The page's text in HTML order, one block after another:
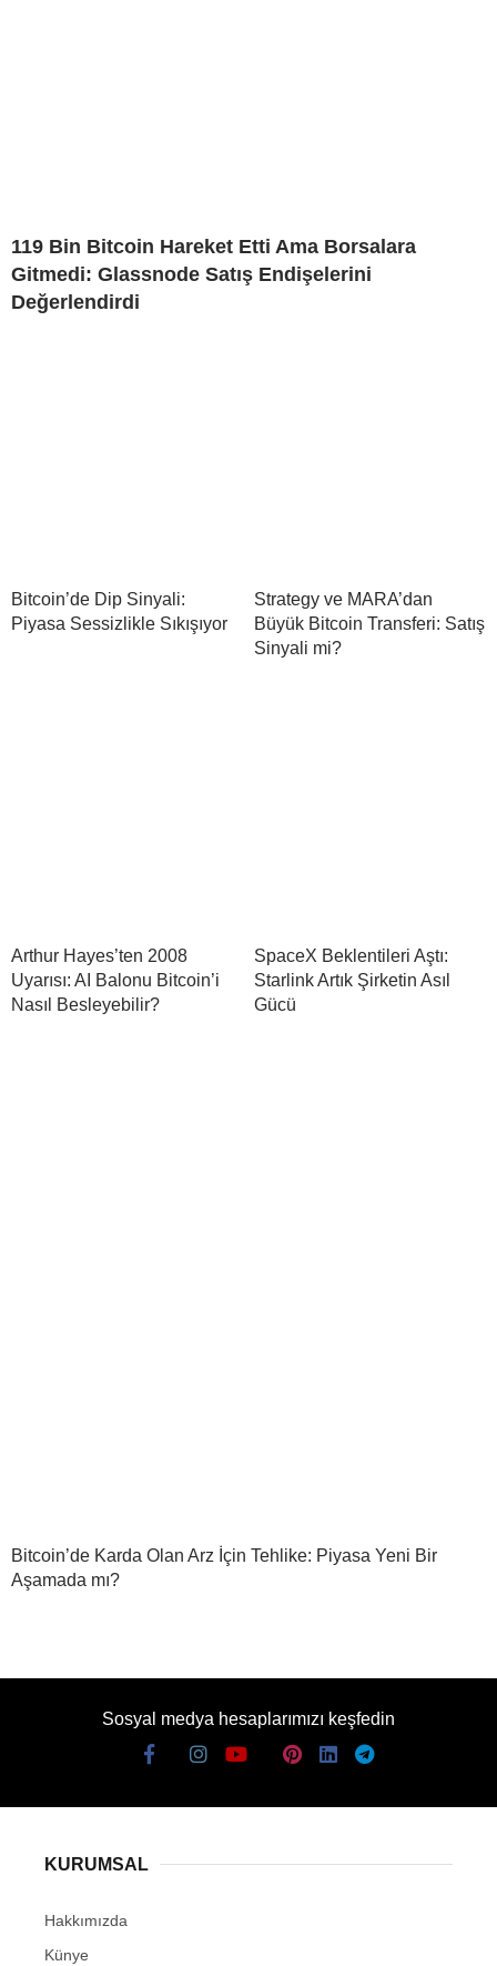
119 Bin Bitcoin Hareket Etti Ama Borsalara
Gitmedi: Glassnode Satış Endişelerini
Değerlendirdi
Bitcoin’de Dip Sinyali:
Piyasa Sessizlikle Sıkışıyor
Strategy ve MARA’dan
Büyük Bitcoin Transferi: Satış
Sinyali mi?
Arthur Hayes’ten 2008
Uyarısı: AI Balonu Bitcoin’i
Nasıl Besleyebilir?
SpaceX Beklentileri Aştı:
Starlink Artık Şirketin Asıl
Gücü
Bitcoin’de Karda Olan Arz İçin Tehlike: Piyasa Yeni Bir
Aşamada mı?
Sosyal medya hesaplarımızı keşfedin
KURUMSAL
Hakkımızda
Künye